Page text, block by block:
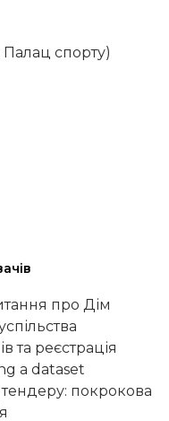
Палац спорту)
про Дім
та реєстрація
a dataset
покрокова